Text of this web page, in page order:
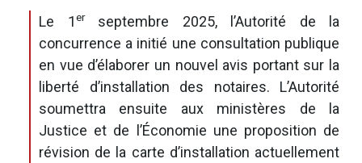
Le 1erseptembre 2025, l’Autorité de la
concurrence a initié une consultation publique
en vue d’élaborer un nouvel avis portant sur la
liberté d’installation des notaires. L’Autorité
soumettra ensuite aux ministères de la
Justice et de l’Économie une proposition de
révision de la carte d’installation actuellement